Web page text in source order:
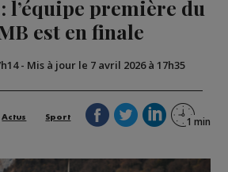
l’équipe première du
est en finale
- Mis à jour le 7 avril 2026 à 17h35
Actus Sport